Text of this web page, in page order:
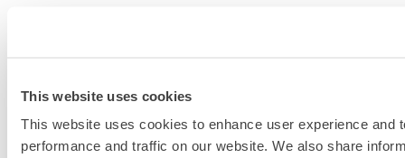
This website uses cookies
This website uses cookies to enhance user experience and
performance and traffic on our website. We also share
KONTAKT